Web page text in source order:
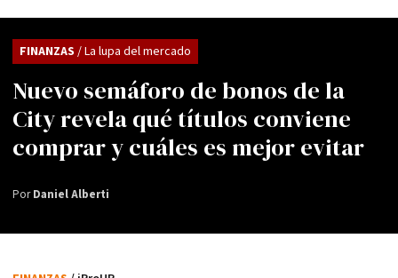
Nuevo semáforo de bonos de la
City revela qué títulos conviene
comprar y cuáles es mejor evitar
FINANZAS / La lupa del mercado
PorDaniel Alberti